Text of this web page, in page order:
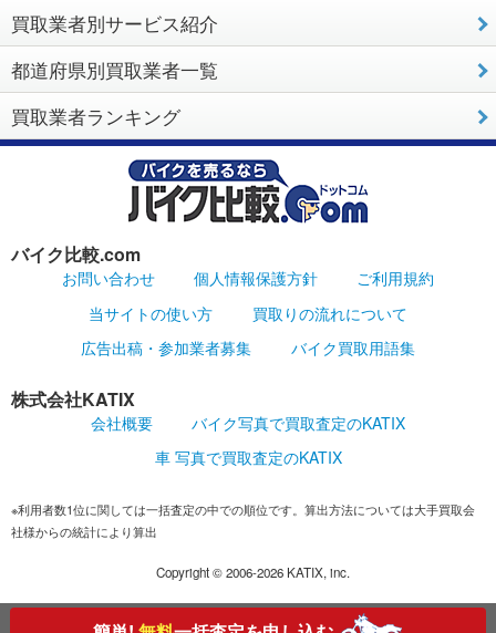
買取業者別サービス紹介
都道府県別買取業者一覧
買取業者ランキング
バイク比較.com
お問い合わせ 個人情報保護方針
ご利用規約
当サイトの使い方
買取りの流れについて
広告出稿・参加業者募集
バイク買取用語集
株式会社KATIX
会社概要
バイク写真で買取査定のKATIX
車 写真で買取査定のKATIX
※利用者数1位に関しては一括査定の中での順位です。算出方法については大手買取会
社様からの統計により算出
Copyright ©2006-2026KATIX, inc.